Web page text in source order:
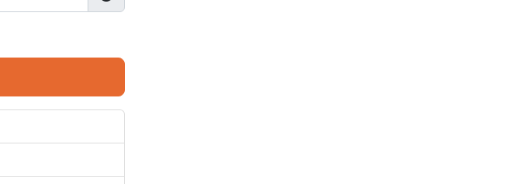
顯示密碼